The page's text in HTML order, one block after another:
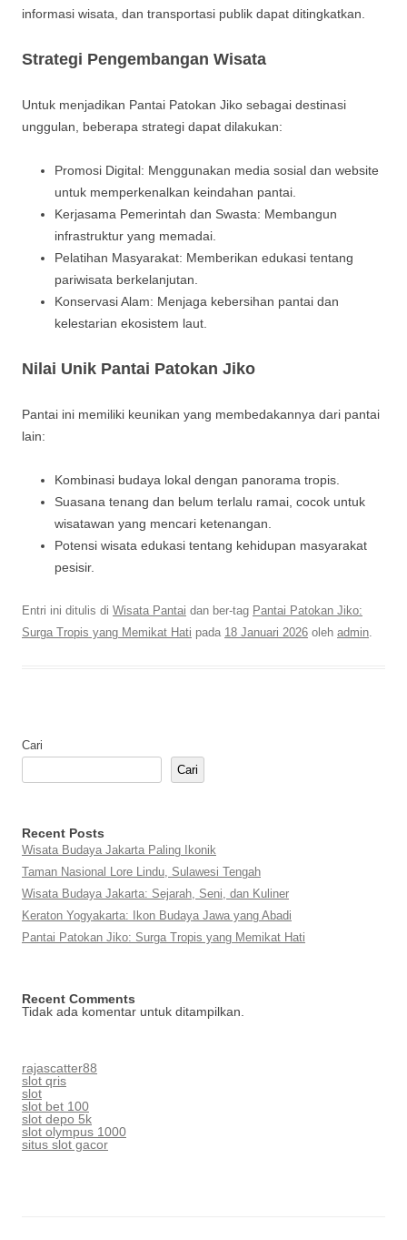
informasi wisata, dan transportasi publik dapat ditingkatkan.
Strategi Pengembangan Wisata
Untuk menjadikan Pantai Patokan Jiko sebagai destinasi
unggulan, beberapa strategi dapat dilakukan:
Promosi Digital: Menggunakan media sosial dan website
untuk memperkenalkan keindahan pantai.
Kerjasama Pemerintah dan Swasta: Membangun
infrastruktur yang memadai.
Pelatihan Masyarakat: Memberikan edukasi tentang
pariwisata berkelanjutan.
Konservasi Alam: Menjaga kebersihan pantai dan
kelestarian ekosistem laut.
Nilai Unik Pantai Patokan Jiko
Pantai ini memiliki keunikan yang membedakannya dari pantai
lain:
Kombinasi budaya lokal dengan panorama tropis.
Suasana tenang dan belum terlalu ramai, cocok untuk
wisatawan yang mencari ketenangan.
Potensi wisata edukasi tentang kehidupan masyarakat
pesisir.
Entri ini ditulis di Wisata Pantai dan ber-tag Pantai Patokan Jiko:
Surga Tropis yang Memikat Hati pada 18 Januari 2026 oleh admin.
Cari
Cari
Recent Posts
Wisata Budaya Jakarta Paling Ikonik
Taman Nasional Lore Lindu, Sulawesi Tengah
Wisata Budaya Jakarta: Sejarah, Seni, dan Kuliner
Keraton Yogyakarta: Ikon Budaya Jawa yang Abadi
Pantai Patokan Jiko: Surga Tropis yang Memikat Hati
Recent Comments
Tidak ada komentar untuk ditampilkan.
rajascatter88
slot qris
slot
slot bet 100
slot depo 5k
slot olympus 1000
situs slot gacor